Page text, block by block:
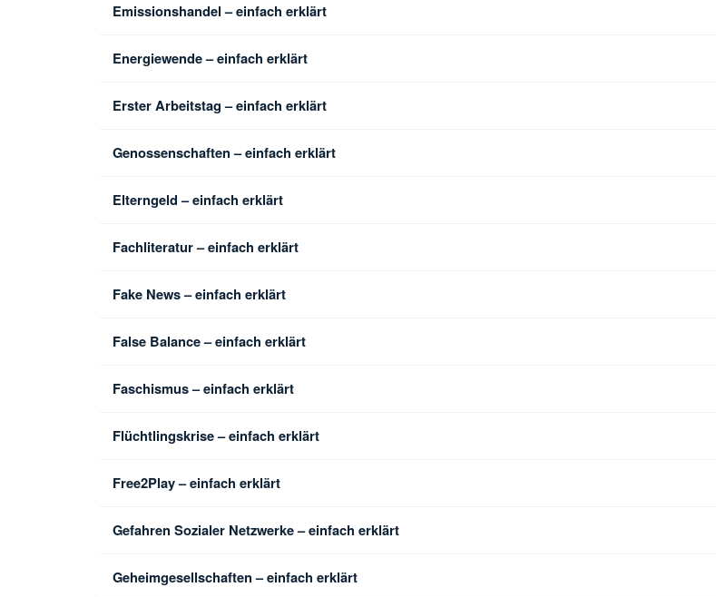
Emissionshandel – einfach erklärt
Energiewende – einfach erklärt
Erster Arbeitstag – einfach erklärt
Genossenschaften – einfach erklärt
Elterngeld – einfach erklärt
Fachliteratur – einfach erklärt
Fake News – einfach erklärt
False Balance – einfach erklärt
Faschismus – einfach erklärt
Flüchtlingskrise – einfach erklärt
Free2Play – einfach erklärt
Gefahren Sozialer Netzwerke – einfach erklärt
Geheimgesellschaften – einfach erklärt